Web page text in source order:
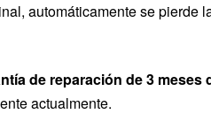
automáticamente se pierde
de reparación de 3 meses
actualmente.